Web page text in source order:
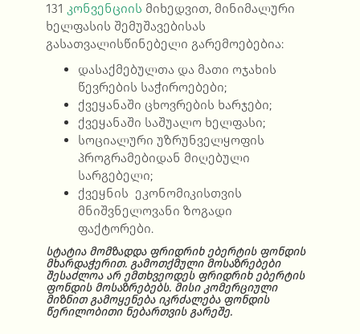
131 კონვენციის მიხედვით, მინიმალური
ხელფასის შემუშავებისას
გასათვალისწინებელი გარემოებებია:
დასაქმებულთა და მათი ოჯახის
წევრების საჭიროებები;
ქვეყანაში ცხოვრების ხარჯები;
ქვეყანაში საშუალო ხელფასი;
სოციალური უზრუნველყოფის
პროგრამებიდან მიღებული
სარგებელი;
ქვეყნის ეკონომიკისთვის
მნიშვნელოვანი ზოგადი
ფაქტორები.
სტატია მომზადდა ფრიდრიხ ებერტის ფონდის
მხარდაჭერით. გამოთქმული მოსაზრებები
შესაძლოა არ ემთხვეოდეს ფრიდრიხ ებერტის
ფონდის მოსაზრებებს. მისი კომერციული
მიზნით გამოყენება იკრძალება ფონდის
წერილობითი ნებართვის გარეშე.